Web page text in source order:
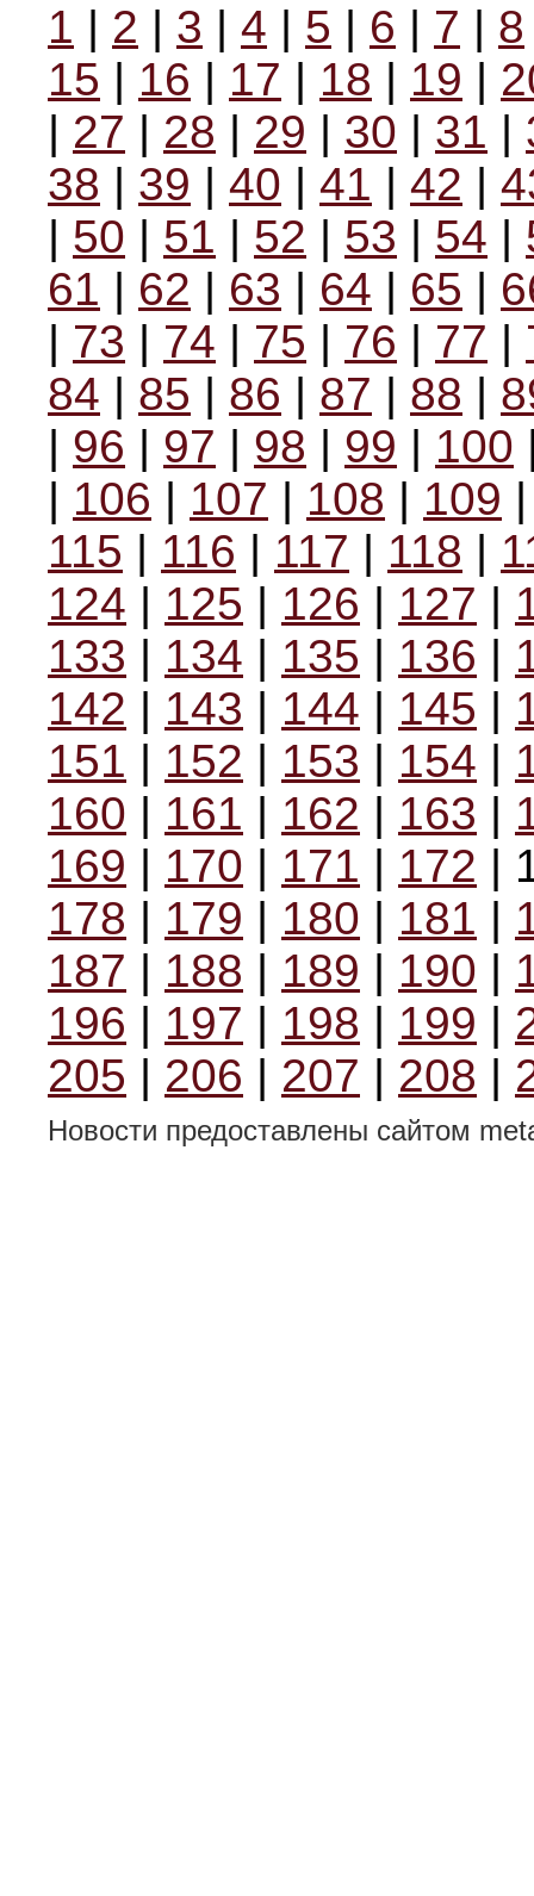
1 | 2 | 3 | 4 | 5 | 6 | 7 | 8
15 | 16 | 17 | 18 | 19 |
| 27 | 28 | 29 | 30 | 31 |
38 | 39 | 40 | 41 | 42 |
| 50 | 51 | 52 | 53 | 54 |
61 | 62 | 63 | 64 | 65 |
| 73 | 74 | 75 | 76 | 77 |
84 | 85 | 86 | 87 | 88 |
| 96 | 97 | 98 | 99 | 100
| 106 | 107 | 108 | 109
115 | 116 | 117 | 118 |
124 | 125 | 126 | 127 |
133 | 134 | 135 | 136 |
142 | 143 | 144 | 145 |
151 | 152 | 153 | 154 |
160 | 161 | 162 | 163 |
169 | 170 | 171 | 172 |
178 | 179 | 180 | 181 |
187 | 188 | 189 | 190 |
196 | 197 | 198 | 199 |
205 | 206 | 207 | 208 |
Новости предоставлены сайтом